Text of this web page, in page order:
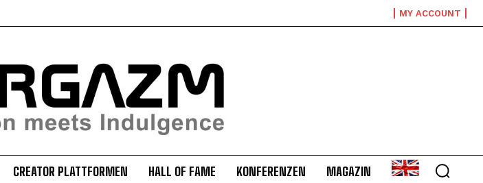
MY ACCOUNT
CREATOR PLATTFORMEN HALL OF FAME KONFERENZEN MAGAZIN